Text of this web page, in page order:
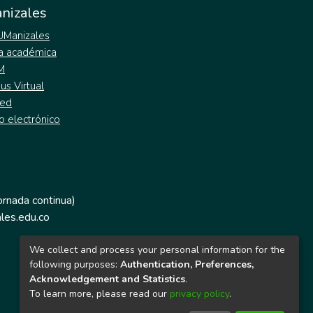
académica
Virtual
electrónico
continua)
We collect and process your personal information for the
following purposes: Authentication, Preferences,
Acknowledgement and Statistics.
To learn more, please read our privacy policy.